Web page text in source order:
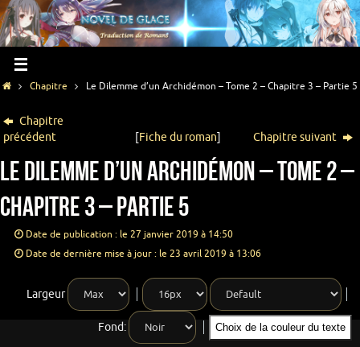
Chapitre Le Dilemme d’un Archidémon – Tome 2 – Chapitre 3 – Partie 5
Chapitre
précédent
[Fiche du roman] Chapitre suivant
Le Dilemme d’un Archidémon – Tome 2 –
Chapitre 3 – Partie 5
Date de publication : le 27 janvier 2019 à 14:50
Date de dernière mise à jour : le 23 avril 2019 à 13:06
Largeur
Fond: Choix de la couleur du texte